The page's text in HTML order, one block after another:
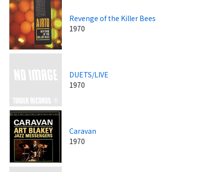
Revenge of the Killer Bees
1970
DUETS/LIVE
1970
Caravan
1970